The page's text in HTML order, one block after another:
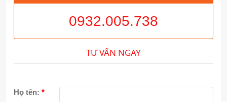
0932.005.738
TƯ VẤN NGAY
Họ tên: *